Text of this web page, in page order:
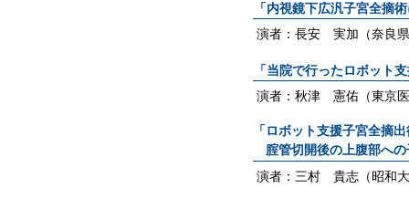
「内視鏡下広汎子宮全摘
演者：長安 実加（奈良
「当院で行ったロボット
演者：秋津 憲佑（東京
「ロボット支援子宮全摘
腟管切開後の上腹部へ
演者：三村 貴志（昭和